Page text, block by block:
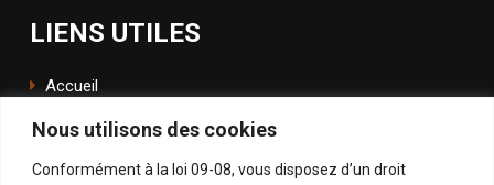
Nous utilisons des cookies
Conformément à la loi 09-08, vous disposez d’un droit
LIENS UTILES
Accueil
L'école
ENSApp